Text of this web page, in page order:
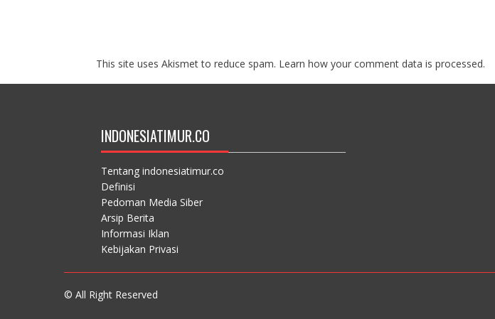
This site uses Akismet to reduce spam. Learn how your comment data is processed.
INDONESIATIMUR.CO
Tentang indonesiatimur.co
Definisi
Pedoman Media Siber
Arsip Berita
Informasi Iklan
Kebijakan Privasi
© All Right Reserved